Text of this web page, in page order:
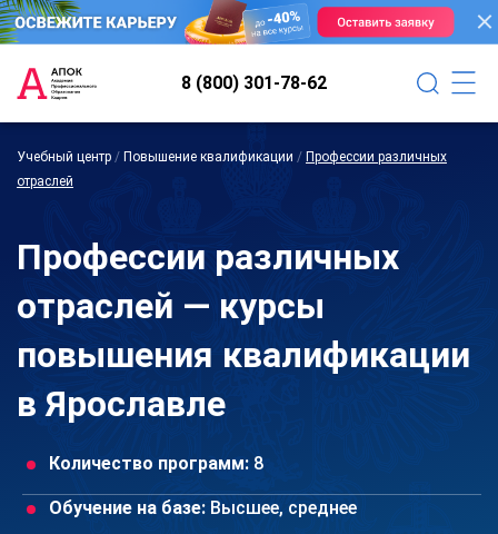
8 (800) 301-78-62
Учебный центр / Повышение квалификации / Профессии различных
отраслей
Профессии различных
отраслей — курсы
повышения квалификации
в Ярославле
Количество программ: 8
Обучение на базе: Высшее, среднее